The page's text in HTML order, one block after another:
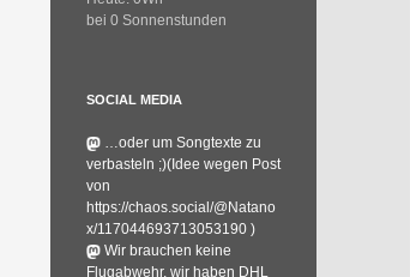
bei 0 Sonnenstunden
SOCIAL MEDIA
…oder um Songtexte zu
verbasteln ;)(Idee wegen Post
von
https://chaos.social/@Natano
x/117044693713053190 )
Wir brauchen keine
Flugabwehr, wir haben DHL